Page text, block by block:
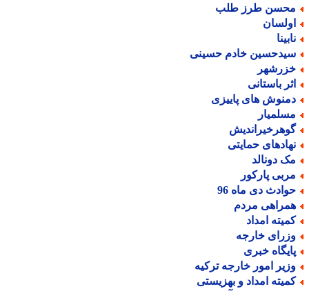
طرز طلب
خادم حسینی
باستانی
های پاییزی
حمایتی
دونالد
پارکور
دی ماه 96
مردم
امداد
خارجه
خبری
امور خارجه ترکیه
امداد و بهزیستی